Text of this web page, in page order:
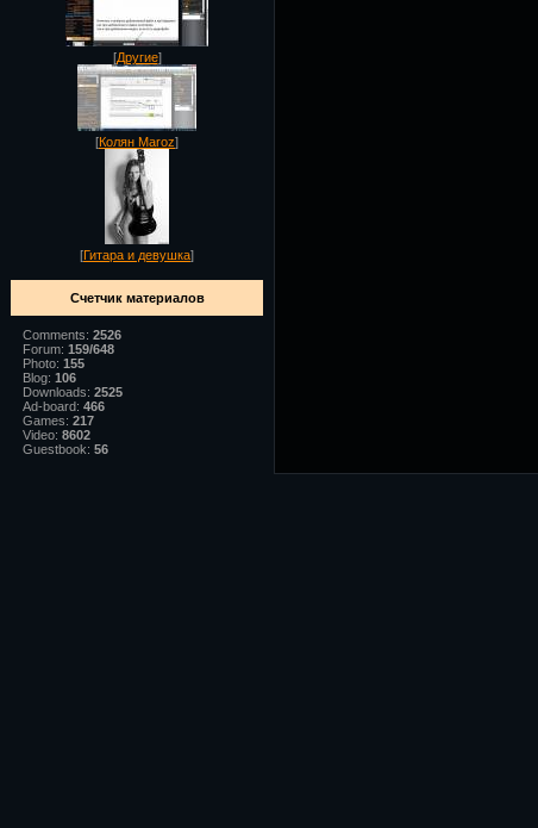
[Другие]
[Колян Maroz]
[Гитара и девушка]
Счетчик материалов
Comments: 2526
Forum: 159/648
Photo: 155
Blog: 106
Downloads: 2525
Ad-board: 466
Games: 217
Video: 8602
Guestbook: 56